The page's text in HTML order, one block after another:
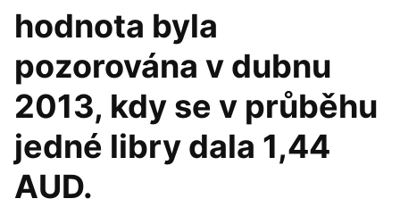
hodnota byla
pozorována v dubnu
2013, kdy se v průběhu
jedné libry dala 1,44
AUD.